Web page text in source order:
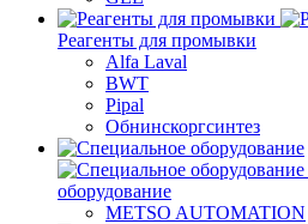
Реагенты для промывки
Alfa Laval
BWT
Pipal
Обнинскоргсинтез
оборудование
METSO AUTOMATION